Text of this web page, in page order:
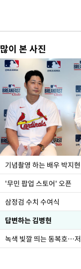
많이 본 사진
기념촬영 하는 배우 박지현
'무민 팝업 스토어' 오픈
삼정검 수치 수여식
답변하는 김병현
녹색 빛깔 띄는 동복호…